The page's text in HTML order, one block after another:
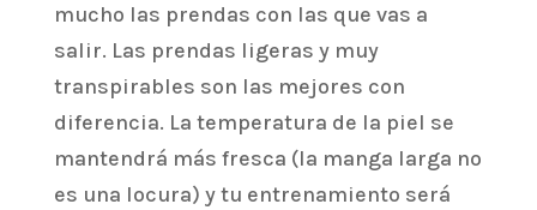
mucho las prendas con las que vas a
salir. Las prendas ligeras y muy
transpirables son las mejores con
diferencia. La temperatura de la piel se
mantendrá más fresca (la manga larga no
es una locura) y tu entrenamiento será